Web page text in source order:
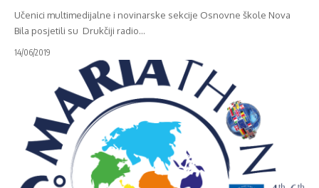
Učenici multimedijalne i novinarske sekcije Osnovne škole Nova
Bila posjetili su Drukčiji radio…
14/06/2019